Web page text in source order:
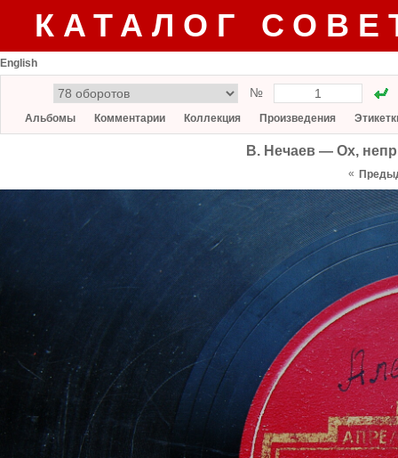
КАТАЛОГ
English
№
Альбомы Комментарии Коллекция Произведения
В. Нечаев — Ох,
«